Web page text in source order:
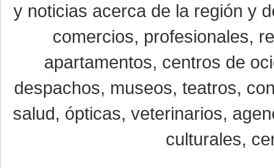
y noticias acerca de la región y
comercios, profesionales,
apartamentos, centros de
despachos, museos, teatros,
salud, ópticas, veterinarios,
culturales,